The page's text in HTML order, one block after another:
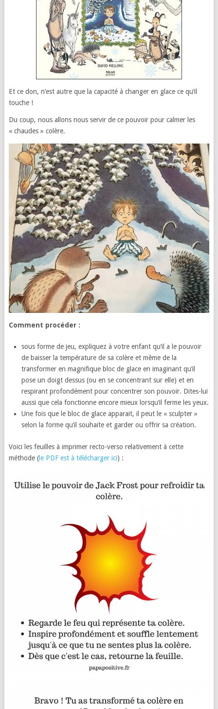
Et ce don, n’est autre que la capacité à changer en glace ce qu’il
touche !
Du coup, nous allons nous servir de ce pouvoir pour calmer les
« chaudes » colère.
Comment procéder :
sous forme de jeu, expliquez à votre enfant qu’il a le pouvoir
de baisser la température de sa colère et même de la
transformer en magnifique bloc de glace en imaginant qu’il
pose un doigt dessus (ou en se concentrant sur elle) et en
respirant profondément pour concentrer son pouvoir. Dites-lui
aussi que cela fonctionne encore mieux lorsqu’il ferme les yeux.
Une fois que le bloc de glace apparait, il peut le « sculpter »
selon la forme qu’il souhaite et garder ou offrir sa création.
Voici les feuilles à imprimer recto-verso relativement à cette
méthode (le PDF est à télécharger ici) :